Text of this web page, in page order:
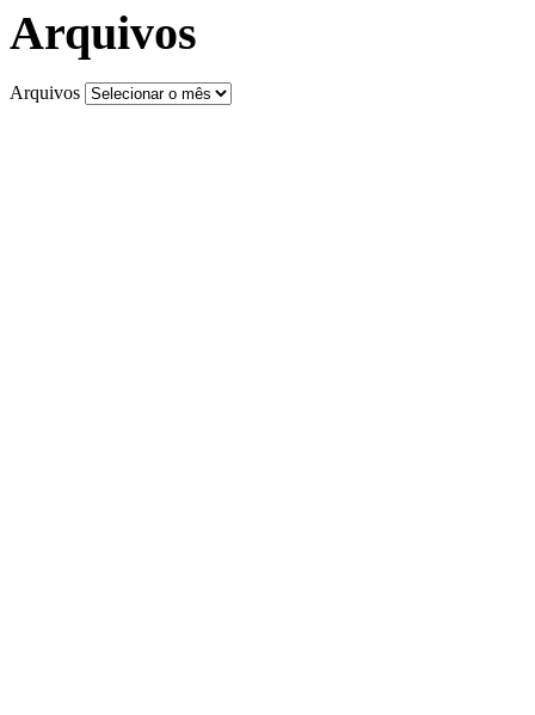
Arquivos
Arquivos